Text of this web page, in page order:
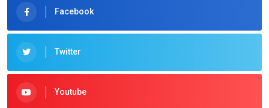
Facebook
Twitter
Youtube